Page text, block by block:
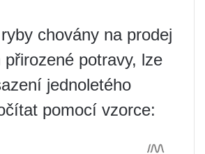
chovány na prodej
potravy, lze
jednoletého
pomocí vzorce: